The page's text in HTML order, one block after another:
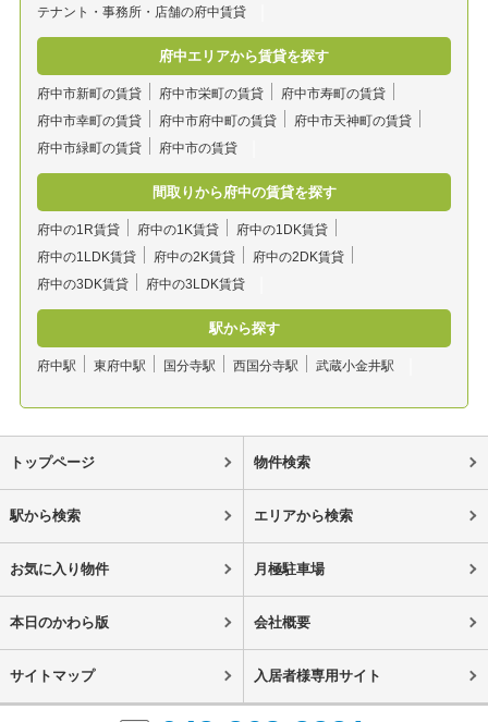
テナント・事務所・店舗の府中賃貸
府中エリアから賃貸を探す
府中市新町の賃貸 府中市栄町の賃貸
府中市寿町の賃貸
府中市幸町の賃貸
府中市府中町の賃貸
府中市天神町の賃貸
府中市緑町の賃貸
府中市の賃貸
間取りから府中の賃貸を探す
府中の1R賃貸 府中の1K賃貸
府中の1DK賃貸
府中の1LDK賃貸
府中の2K賃貸
府中の2DK賃貸
府中の3DK賃貸
府中の3LDK賃貸
駅から探す
府中駅 東府中駅 国分寺駅 西国分寺駅 武蔵小金井駅
トップページ 物件検索
駅から検索 エリアから検索
お気に入り物件 月極駐車場
本日のかわら版 会社概要
サイトマップ 入居者様専用サイト